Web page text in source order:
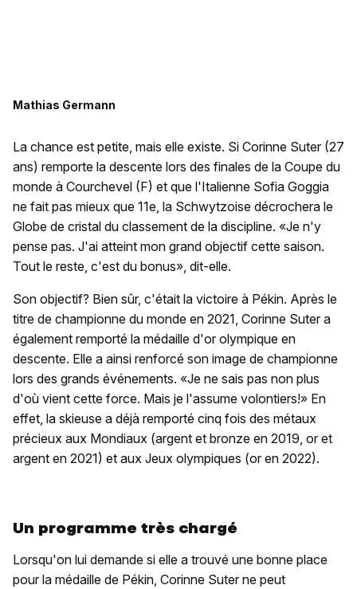
Mathias Germann
La chance est petite, mais elle existe. Si Corinne Suter (27
ans) remporte la descente lors des finales de la Coupe du
monde à Courchevel (F) et que l'Italienne Sofia Goggia
ne fait pas mieux que 11e, la Schwytzoise décrochera le
Globe de cristal du classement de la discipline. «Je n'y
pense pas. J'ai atteint mon grand objectif cette saison.
Tout le reste, c'est du bonus», dit-elle.
Son objectif? Bien sûr, c'était la victoire à Pékin. Après le
titre de championne du monde en 2021, Corinne Suter a
également remporté la médaille d'or olympique en
descente. Elle a ainsi renforcé son image de championne
lors des grands événements. «Je ne sais pas non plus
d'où vient cette force. Mais je l'assume volontiers!» En
effet, la skieuse a déjà remporté cinq fois des métaux
précieux aux Mondiaux (argent et bronze en 2019, or et
argent en 2021) et aux Jeux olympiques (or en 2022).
Un programme très chargé
Lorsqu'on lui demande si elle a trouvé une bonne place
pour la médaille de Pékin, Corinne Suter ne peut